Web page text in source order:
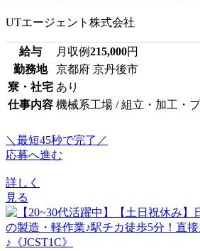
UTエージェント株式会社
給与 月収例215,000円
勤務地
京都府 京丹後市
寮・社宅 あり
仕事内容 機械系工場 / 組立・加工・
＼最短45秒で完了／
応募へ進む
詳しく
見る